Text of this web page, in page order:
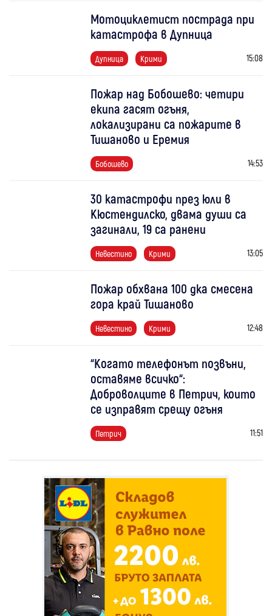
Мотоциклетист пострада при
катастрофа в Дупница
Дупница Крими 15:08
Пожар над Бобошево: четири
екипа гасят огъня,
локализирани са пожарите в
Тишаново и Еремия
Бобошево 14:53
30 катастрофи през юли в
Кюстендилско, двама души са
загинали, 19 са ранени
Невестино Крими 13:05
Пожар обхвана 100 дка смесена
гора край Тишаново
Невестино Крими 12:48
“Когато телефонът позвъни,
оставяме всичко“:
Доброволците в Петрич, които
се изправят срещу огъня
Петрич 11:51